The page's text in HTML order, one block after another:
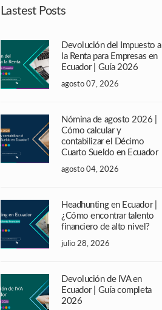
Lastest Posts
Devolución del Impuesto a
la Renta para Empresas en
Ecuador | Guía 2026
agosto 07, 2026
Nómina de agosto 2026 |
Cómo calcular y
contabilizar el Décimo
Cuarto Sueldo en Ecuador
agosto 04, 2026
Headhunting en Ecuador |
¿Cómo encontrar talento
financiero de alto nivel?
julio 28, 2026
Devolución de IVA en
Ecuador | Guía completa
2026